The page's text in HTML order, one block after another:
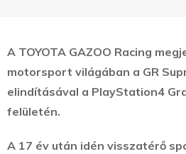
A TOYOTA GAZOO Racing
motorsport világában a GR
elindításával a PlayStation4
felületén.
A 17 év után idén visszatérő